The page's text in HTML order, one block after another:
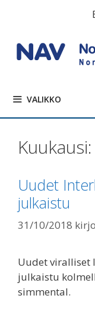
VALIKKO
Kuukausi:
Uudet
julkaistu
31/10/2018
Uudet viralliset
julkaistu
simmental.